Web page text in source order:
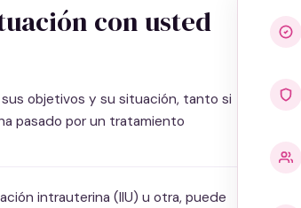
con usted
objetivos y su situación, tanto si
pasado por un tratamiento
intrauterina (IIU) u otra, puede